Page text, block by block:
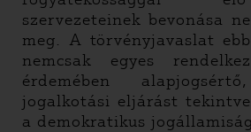
szervezeteinek bevonása
meg. A törvényjavaslat
nemcsak egyes
érdemében
jogalkotási eljárást
a demokratikus